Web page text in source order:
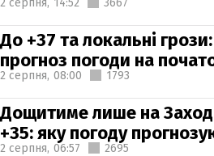
До +37 та локальні
прогноз погоди на
2 серпня, 08:00 1793
Дощитиме лише на
+35: яку погоду
2 серпня, 06:57 2695